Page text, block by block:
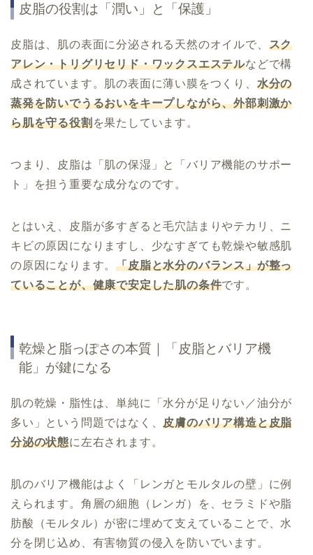
皮脂の役割は「潤い」と「保護」
皮脂は、肌の表面に分泌される天然のオイルで、 スク
アレン・トリグリセリド・ワックスエステルなどで構
成されています。肌の表面に薄い膜をつくり、 水分の
蒸発を防いでうるおいをキープしながら、外部刺激か
ら肌を守る役割を果たしています。
つまり、皮脂は「肌の保湿」と「バリア機能のサポー
ト」を担う重要な成分なのです。
とはいえ、皮脂が多すぎると毛穴詰まりやテカリ、ニ
キビの原因になりますし、少なすぎても乾燥や敏感肌
の原因になります。「皮脂と水分のバランス」が整っ
ていることが、健康で安定した肌の条件です。
乾燥と脂っぽさの本質｜「皮脂とバリア機
能」が鍵になる
肌の乾燥・脂性は、単純に「水分が足りない／油分が
多い」という問題ではなく、皮膚のバリア構造と皮脂
分泌の状態に左右されます。
肌のバリア機能はよく「レンガとモルタルの壁」に例
えられます。角層の細胞（レンガ）を、セラミドや脂
肪酸（モルタル）が密に埋めて支えていることで、水
分を閉じ込め、有害物質の侵入を防いでいます。